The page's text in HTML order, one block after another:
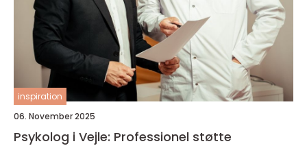
inspiration
06. November 2025
Psykolog i Vejle: Professionel støtte